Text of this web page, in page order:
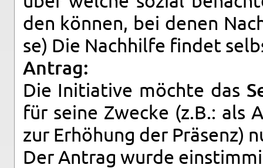
den kön­nen, bei denen
se) Die Nach­hil­fe fin­det
An­trag:
Die In­itia­ti­ve möch­te das
für seine Zwe­cke (z.B.:
zur Er­hö­hung der Prä­senz)
Der An­trag wurde